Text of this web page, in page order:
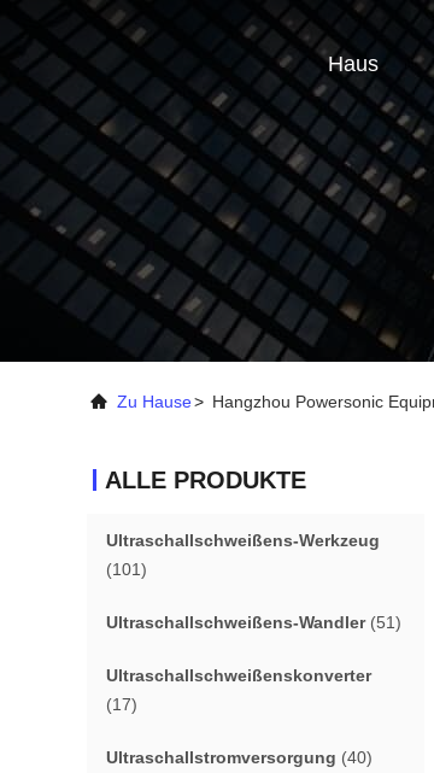
Haus
Zu Hause> Hangzhou Powersonic
ALLE PRODUKTE
Ultraschallschweißens-Werkzeug
(101)
Ultraschallschweißens-Wandler(51)
Ultraschallschweißenskonverter
(17)
Ultraschallstromversorgung (40)